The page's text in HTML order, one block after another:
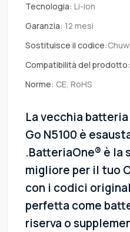
Tecnologia: Li-ion
Garanzia: 12 mesi
Sostituisce il codice:
Compatibilità del prodotto:
Norme: CE, RoHS
La vecchia
Go N5100 è
.BatteriaOne® è
migliore per il tuo
con i codici
perfetta come
riserva o